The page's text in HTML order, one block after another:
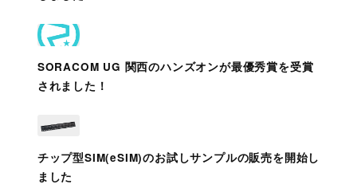
SORACOM UG 関西のハンズオンが最優秀賞を受賞
されました！
チップ型SIM(eSIM)のお試しサンプルの販売を開始し
ました